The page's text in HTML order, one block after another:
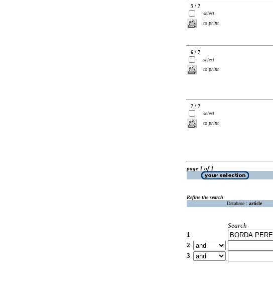
5 / 7
select
to print
6 / 7
select
to print
7 / 7
select
to print
page 1 of 1
Refine the search
Database : article
Search
1
2
3